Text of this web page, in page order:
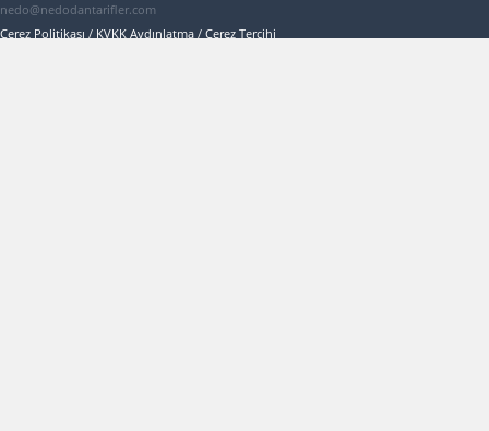
nedo@nedodantarifler.com
Çerez Politikası / KVKK Aydınlatma / Çerez Tercihi